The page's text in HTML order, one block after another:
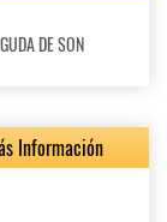
DE SON
Información